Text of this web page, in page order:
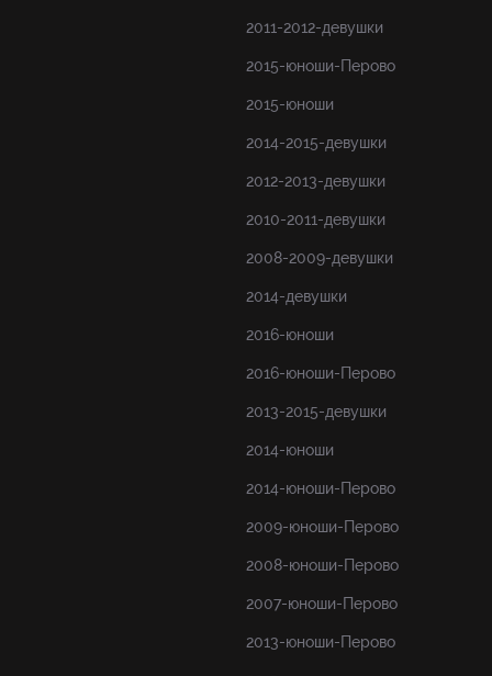
2011-2012-девушки
2015-юноши-Перово
2015-юноши
2014-2015-девушки
2012-2013-девушки
2010-2011-девушки
2008-2009-девушки
2014-девушки
2016-юноши
2016-юноши-Перово
2013-2015-девушки
2014-юноши
2014-юноши-Перово
2009-юноши-Перово
2008-юноши-Перово
2007-юноши-Перово
2013-юноши-Перово